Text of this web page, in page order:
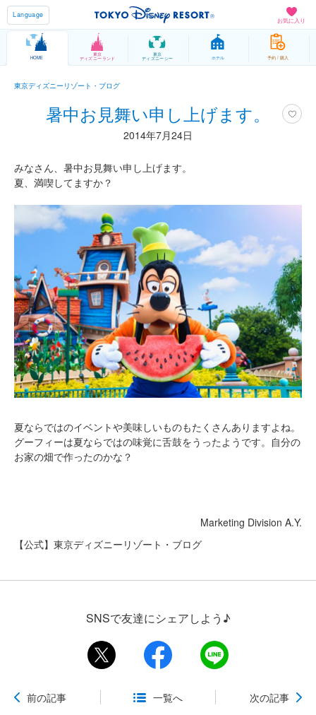
お気に入り
Language
HOME
東京
ディズニーランド
東京
ディズニーシー ホテル 予約 / 購入
東京ディズニーリゾート・ブログ
暑中お見舞い申し上げます。
2014年7月24日
みなさん、暑中お見舞い申し上げます。
夏、満喫してますか？
夏ならではのイベントや美味しいものもたくさんありますよね。
グーフィーは夏ならではの味覚に舌鼓をうったようです。自分の
お家の畑で作ったのかな？
Marketing Division A.Y.
【公式】東京ディズニーリゾート・ブログ
SNSで友達にシェアしよう♪
前の記事 一覧へ 次の記事